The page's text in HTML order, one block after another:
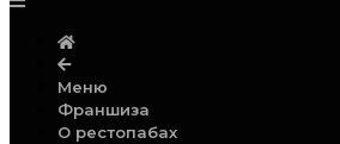
Меню
Франшиза
О рестопабах